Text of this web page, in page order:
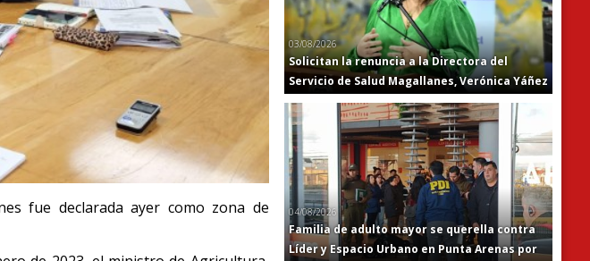
fue declarada ayer como zona de
03/08/2026
Solicitan la renuncia a la Directora del
Servicio de Salud Magallanes, Verónica Yáñez
04/08/2026
Familia de adulto mayor se querella contra
Líder y Espacio Urbano en Punta Arenas por